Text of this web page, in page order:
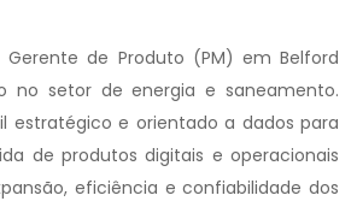
Gerente de Produto (PM) em Belford
no setor de energia e saneamento.
estratégico e orientado a dados para
de produtos digitais e operacionais
eficiência e confiabilidade dos